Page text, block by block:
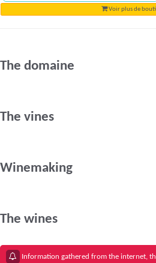
Voir plus de
The domaine
The vines
Winemaking
The wines
Information gathered from the internet,